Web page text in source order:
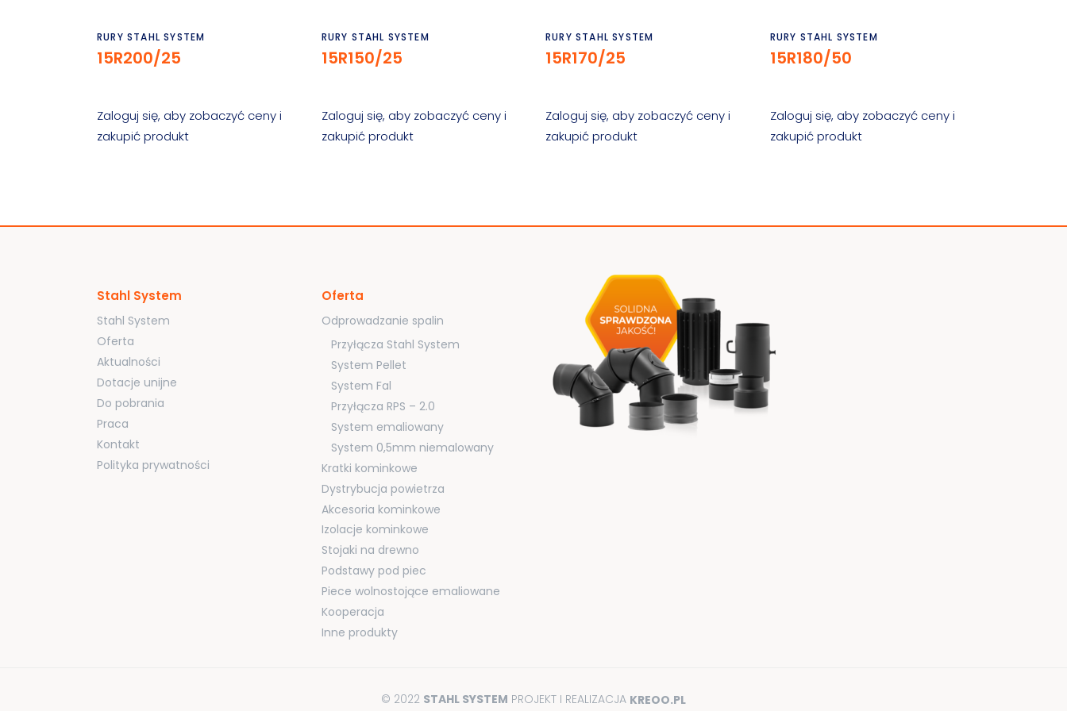
Czytaj dalej
RURY STAHL SYSTEM
15R200/25
Zaloguj się, aby zobaczyć ceny i
zakupić produkt
Czytaj dalej
RURY STAHL SYSTEM
15R150/25
Zaloguj się, aby zobaczyć ceny i
zakupić produkt
Czytaj dalej
RURY STAHL SYSTEM
15R170/25
Zaloguj się, aby zobaczyć ceny i
zakupić produkt
Czytaj dalej
RURY STAHL SYSTEM
15R180/50
Zaloguj się, aby zobaczyć ceny i
zakupić produkt
Stahl System
Stahl System
Oferta
Aktualności
Dotacje unijne
Do pobrania
Praca
Kontakt
Polityka prywatności
Oferta
Odprowadzanie spalin
Przyłącza Stahl System
System Pellet
System Fal
Przyłącza RPS – 2.0
System emaliowany
System 0,5mm niemalowany
Kratki kominkowe
Dystrybucja powietrza
Akcesoria kominkowe
Izolacje kominkowe
Stojaki na drewno
Podstawy pod piec
Piece wolnostojące emaliowane
Kooperacja
Inne produkty
© 2022 STAHL SYSTEM PROJEKT I REALIZACJA KREOO.PL